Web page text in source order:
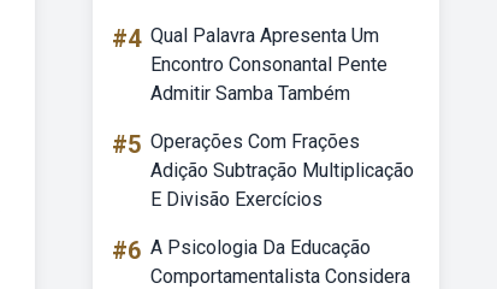
#4 Qual Palavra Apresenta Um
Encontro Consonantal Pente
Admitir Samba Também
#5 Operações Com Frações
Adição Subtração Multiplicação
E Divisão Exercícios
#6 A Psicologia Da Educação
Comportamentalista Considera